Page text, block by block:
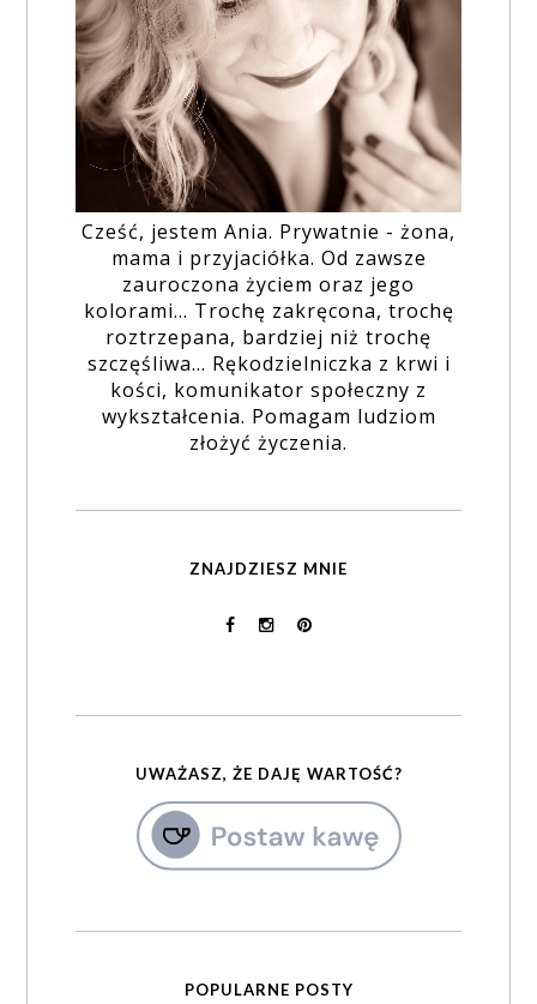
Cześć, jestem Ania. Prywatnie - żona,
mama i przyjaciółka. Od zawsze
zauroczona życiem oraz jego
kolorami... Trochę zakręcona, trochę
roztrzepana, bardziej niż trochę
szczęśliwa... Rękodzielniczka z krwi i
kości, komunikator społeczny z
wykształcenia. Pomagam ludziom
złożyć życzenia.
ZNAJDZIESZ MNIE
UWAŻASZ, ŻE DAJĘ WARTOŚĆ?
POPULARNE POSTY